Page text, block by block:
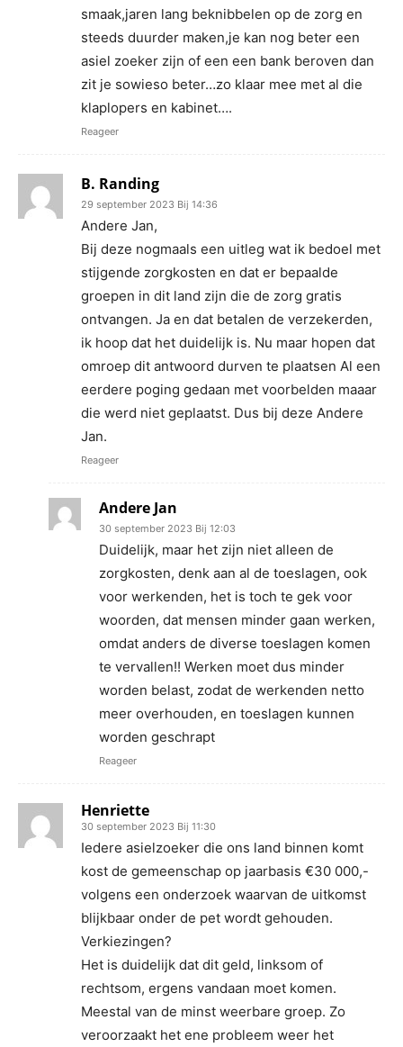
smaak,jaren lang beknibbelen op de zorg en
steeds duurder maken,je kan nog beter een
asiel zoeker zijn of een een bank beroven dan
zit je sowieso beter…zo klaar mee met al die
klaplopers en kabinet….
Reageer
B. Randing
29 september 2023 Bij 14:36
Andere Jan,
Bij deze nogmaals een uitleg wat ik bedoel met
stijgende zorgkosten en dat er bepaalde
groepen in dit land zijn die de zorg gratis
ontvangen. Ja en dat betalen de verzekerden,
ik hoop dat het duidelijk is. Nu maar hopen dat
omroep dit antwoord durven te plaatsen Al een
eerdere poging gedaan met voorbelden maaar
die werd niet geplaatst. Dus bij deze Andere
Jan.
Reageer
Andere Jan
30 september 2023 Bij 12:03
Duidelijk, maar het zijn niet alleen de
zorgkosten, denk aan al de toeslagen, ook
voor werkenden, het is toch te gek voor
woorden, dat mensen minder gaan werken,
omdat anders de diverse toeslagen komen
te vervallen!! Werken moet dus minder
worden belast, zodat de werkenden netto
meer overhouden, en toeslagen kunnen
worden geschrapt
Reageer
Henriette
30 september 2023 Bij 11:30
Iedere asielzoeker die ons land binnen komt
kost de gemeenschap op jaarbasis €30 000,-
volgens een onderzoek waarvan de uitkomst
blijkbaar onder de pet wordt gehouden.
Verkiezingen?
Het is duidelijk dat dit geld, linksom of
rechtsom, ergens vandaan moet komen.
Meestal van de minst weerbare groep. Zo
veroorzaakt het ene probleem weer het